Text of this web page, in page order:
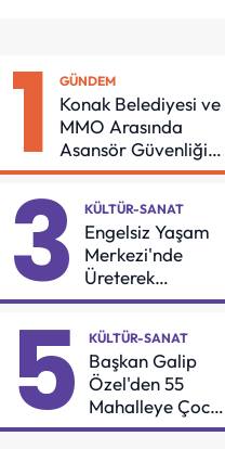
1 GÜNDEM
Konak Belediyesi ve
MMO Arasında
Asansör Güvenliği
İçin Önemli Protokol
3 KÜLTÜR-SANAT
Engelsiz Yaşam
Merkezi'nde
Üreterek
Güçleniyorlar
5 KÜLTÜR-SANAT
Başkan Galip
Özel'den 55
Mahalleye Çocuk
Şenliği